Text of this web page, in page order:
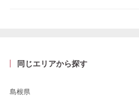
同じエリアから探す
島根県